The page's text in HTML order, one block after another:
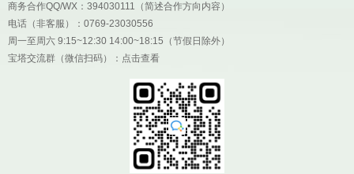
商务合作QQ/WX：394030111（简述合作方向内容）
电话（非客服）：0769-23030556
周一至周六 9:15~12:30 14:00~18:15（节假日除外）
宝塔交流群（微信扫码）： 点击查看